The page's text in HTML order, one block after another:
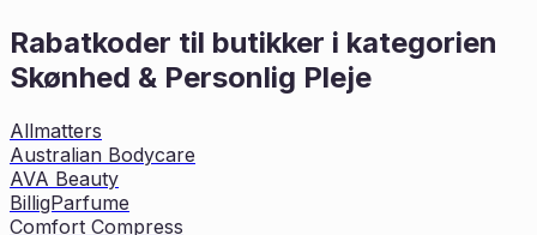
Rabatkoder til butikker i kategorien
Skønhed & Personlig Pleje
Allmatters
Australian Bodycare
AVA Beauty
BilligParfume
Comfort Compress